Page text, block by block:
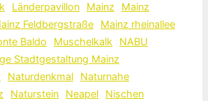
Länderpavillon Mainz
Mainz
Feldbergstraße
Mainz rheinallee
Baldo Muschelkalk
NABU
Stadtgestaltung Mainz
Naturdenkmal
Naturnahe
Naturstein Neapel
Nischen